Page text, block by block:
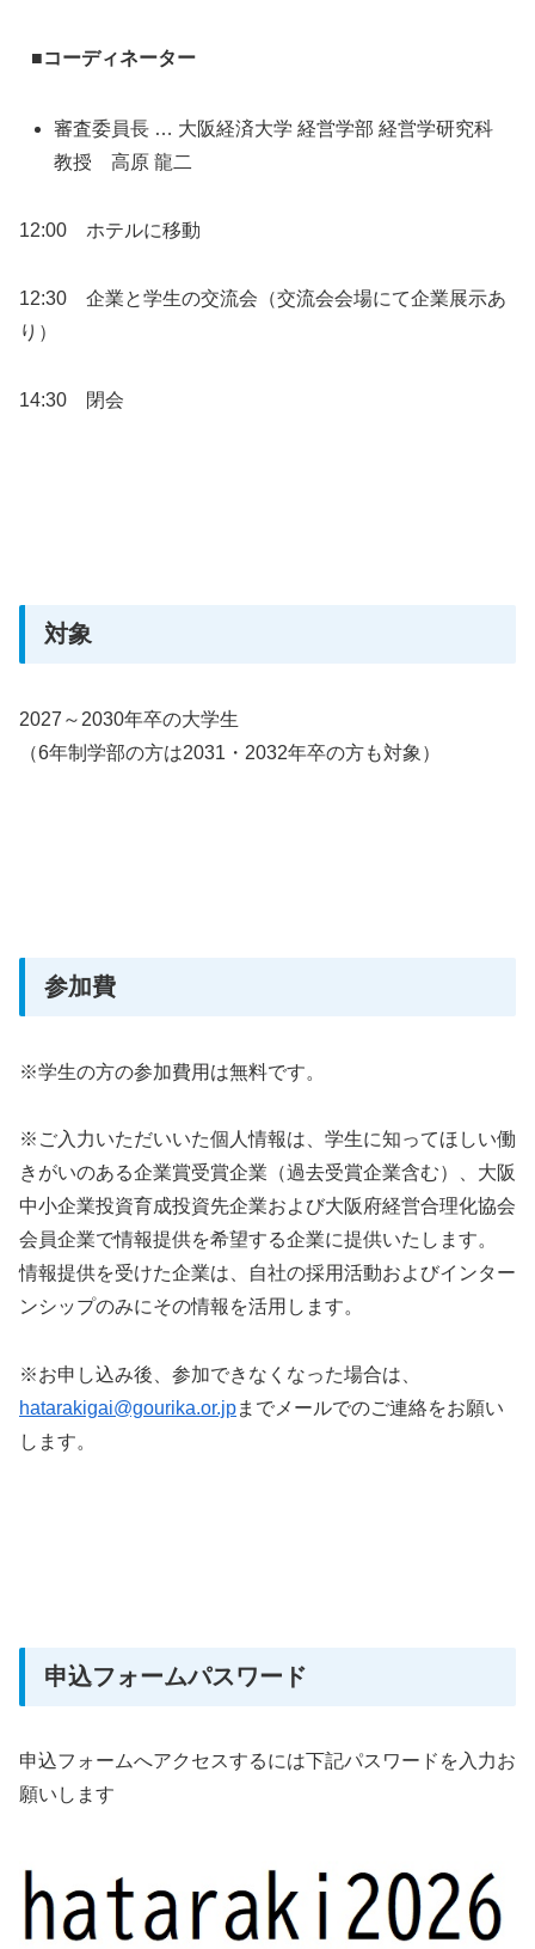
■コーディネーター
審査委員長 … 大阪経済大学 経営学部 経営学研究科
教授 高原 龍二
12:00 ホテルに移動
12:30 企業と学生の交流会（交流会会場にて企業展示あ
り）
14:30 閉会
対象
2027～2030年卒の大学生
（6年制学部の方は2031・2032年卒の方も対象）
参加費
※学生の方の参加費用は無料です。
※ご入力いただいいた個人情報は、学生に知ってほしい働
きがいのある企業賞受賞企業（過去受賞企業含む）、大阪
中小企業投資育成投資先企業および大阪府経営合理化協会
会員企業で情報提供を希望する企業に提供いたします。
情報提供を受けた企業は、自社の採用活動およびインター
ンシップのみにその情報を活用します。
※お申し込み後、参加できなくなった場合は、
hatarakigai@gourika.or.jpまでメールでのご連絡をお願い
します。
申込フォームパスワード
申込フォームへアクセスするには下記パスワードを入力お
願いします